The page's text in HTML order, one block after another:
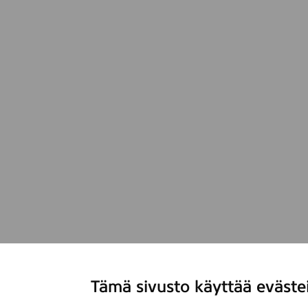
Tämä sivusto käyttää